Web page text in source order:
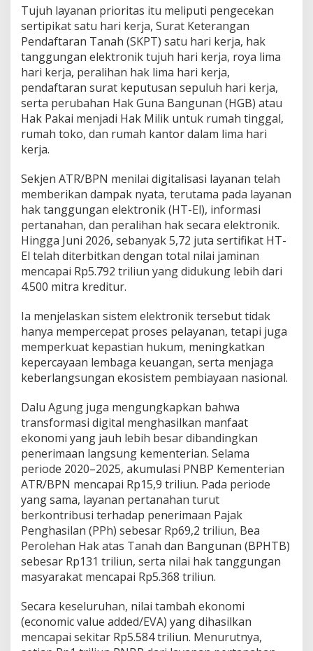
Tujuh layanan prioritas itu meliputi pengecekan
sertipikat satu hari kerja, Surat Keterangan
Pendaftaran Tanah (SKPT) satu hari kerja, hak
tanggungan elektronik tujuh hari kerja, roya lima
hari kerja, peralihan hak lima hari kerja,
pendaftaran surat keputusan sepuluh hari kerja,
serta perubahan Hak Guna Bangunan (HGB) atau
Hak Pakai menjadi Hak Milik untuk rumah tinggal,
rumah toko, dan rumah kantor dalam lima hari
kerja.
Sekjen ATR/BPN menilai digitalisasi layanan telah
memberikan dampak nyata, terutama pada layanan
hak tanggungan elektronik (HT-El), informasi
pertanahan, dan peralihan hak secara elektronik.
Hingga Juni 2026, sebanyak 5,72 juta sertifikat HT-
El telah diterbitkan dengan total nilai jaminan
mencapai Rp5.792 triliun yang didukung lebih dari
4.500 mitra kreditur.
Ia menjelaskan sistem elektronik tersebut tidak
hanya mempercepat proses pelayanan, tetapi juga
memperkuat kepastian hukum, meningkatkan
kepercayaan lembaga keuangan, serta menjaga
keberlangsungan ekosistem pembiayaan nasional.
Dalu Agung juga mengungkapkan bahwa
transformasi digital menghasilkan manfaat
ekonomi yang jauh lebih besar dibandingkan
penerimaan langsung kementerian. Selama
periode 2020–2025, akumulasi PNBP Kementerian
ATR/BPN mencapai Rp15,9 triliun. Pada periode
yang sama, layanan pertanahan turut
berkontribusi terhadap penerimaan Pajak
Penghasilan (PPh) sebesar Rp69,2 triliun, Bea
Perolehan Hak atas Tanah dan Bangunan (BPHTB)
sebesar Rp131 triliun, serta nilai hak tanggungan
masyarakat mencapai Rp5.368 triliun.
Secara keseluruhan, nilai tambah ekonomi
(economic value added/EVA) yang dihasilkan
mencapai sekitar Rp5.584 triliun. Menurutnya,